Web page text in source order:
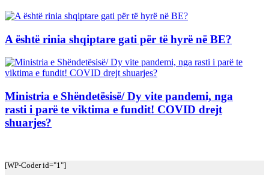
A është rinia shqiptare gati për të hyrë në BE?
Ministria e Shëndetësisë/ Dy vite pandemi, nga
rasti i parë te viktima e fundit! COVID drejt
shuarjes?
[WP-Coder id="1"]